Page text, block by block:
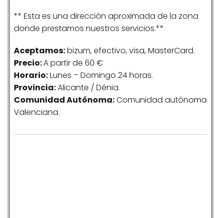
** Esta es una dirección aproximada de la zona
donde prestamos nuestros servicios.**
Aceptamos:bizum, efectivo, visa, MasterCard.
Precio:A partir de 60 €
Horario:Lunes – Domingo 24 horas.
Provincia:Alicante / Dénia.
ComunidadAutónoma:Comunidad autónoma
Valenciana.